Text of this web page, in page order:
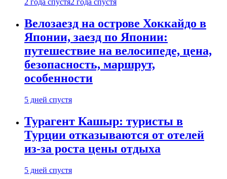
2 года спустя2 года спустя
Велозаезд на острове Хоккайдо в
Японии, заезд по Японии:
путешествие на велосипеде, цена,
безопасность, маршрут,
особенности
5 дней спустя
Турагент Кашыр: туристы в
Турции отказываются от отелей
из-за роста цены отдыха
5 дней спустя